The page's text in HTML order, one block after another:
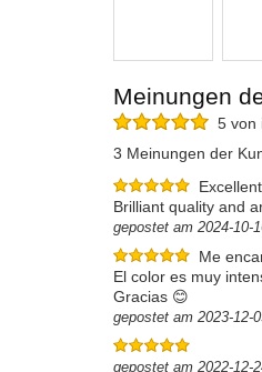
Meinungen
5 von
3 Meinungen der
Excellent
Brilliant quality and
gepostet am 2024-10-
Me
El color es muy
Gracias 😊
gepostet am 2023-12-
gepostet am 2022-12-